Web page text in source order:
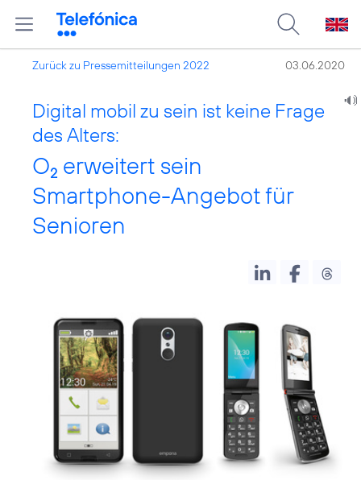
Zurück zu Pressemitteilungen 2022 03.06.2020
Digital mobil zu sein ist keine Frage
des Alters:
O2 erweitert sein
Smartphone-Angebot für
Senioren